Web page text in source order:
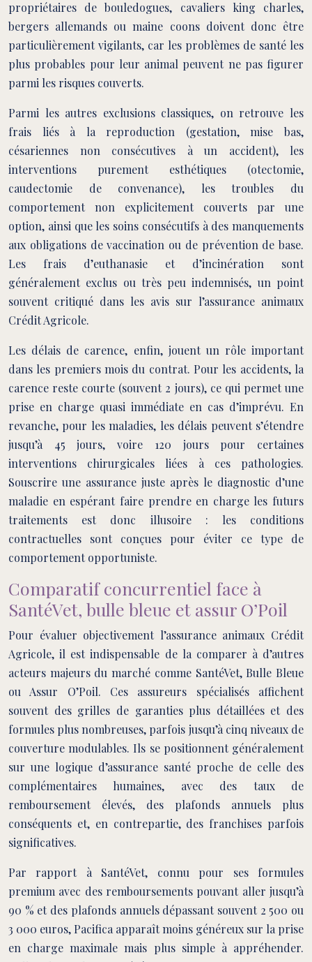
propriétaires de bouledogues, cavaliers king charles,
bergers allemands ou maine coons doivent donc être
particulièrement vigilants, car les problèmes de santé les
plus probables pour leur animal peuvent ne pas figurer
parmi les risques couverts.
Parmi les autres exclusions classiques, on retrouve les
frais liés à la reproduction (gestation, mise bas,
césariennes non consécutives à un accident), les
interventions purement esthétiques (otectomie,
caudectomie de convenance), les troubles du
comportement non explicitement couverts par une
option, ainsi que les soins consécutifs à des manquements
aux obligations de vaccination ou de prévention de base.
Les frais d’euthanasie et d’incinération sont
généralement exclus ou très peu indemnisés, un point
souvent critiqué dans les avis sur l’assurance animaux
Crédit Agricole.
Les délais de carence, enfin, jouent un rôle important
dans les premiers mois du contrat. Pour les accidents, la
carence reste courte (souvent 2 jours), ce qui permet une
prise en charge quasi immédiate en cas d’imprévu. En
revanche, pour les maladies, les délais peuvent s’étendre
jusqu’à 45 jours, voire 120 jours pour certaines
interventions chirurgicales liées à ces pathologies.
Souscrire une assurance juste après le diagnostic d’une
maladie en espérant faire prendre en charge les futurs
traitements est donc illusoire : les conditions
contractuelles sont conçues pour éviter ce type de
comportement opportuniste.
Comparatif concurrentiel face à
SantéVet, bulle bleue et assur O’Poil
Pour évaluer objectivement l’assurance animaux Crédit
Agricole, il est indispensable de la comparer à d’autres
acteurs majeurs du marché comme SantéVet, Bulle Bleue
ou Assur O’Poil. Ces assureurs spécialisés affichent
souvent des grilles de garanties plus détaillées et des
formules plus nombreuses, parfois jusqu’à cinq niveaux de
couverture modulables. Ils se positionnent généralement
sur une logique d’assurance santé proche de celle des
complémentaires humaines, avec des taux de
remboursement élevés, des plafonds annuels plus
conséquents et, en contrepartie, des franchises parfois
significatives.
Par rapport à SantéVet, connu pour ses formules
premium avec des remboursements pouvant aller jusqu’à
90 % et des plafonds annuels dépassant souvent 2 500 ou
3 000 euros, Pacifica apparaît moins généreux sur la prise
en charge maximale mais plus simple à appréhender.